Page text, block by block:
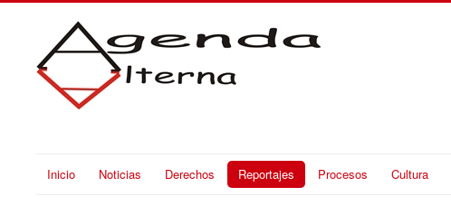
Inicio Noticias Derechos Reportajes Procesos Cultura